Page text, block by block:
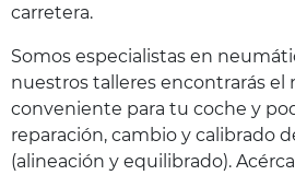
carretera.
Somos especialistas en
nuestros talleres encontrarás el
conveniente para tu coche y
reparación, cambio y calibrado
(alineación y equilibrado).